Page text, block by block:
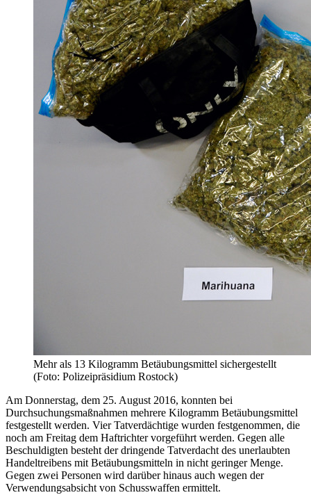
Mehr als 13 Kilogramm Betäubungsmittel sichergestellt
(Foto: Polizeipräsidium Rostock)
Am Donnerstag, dem 25. August 2016, konnten bei
Durchsuchungsmaßnahmen mehrere Kilogramm Betäubungsmittel
festgestellt werden. Vier Tatverdächtige wurden festgenommen, die
noch am Freitag dem Haftrichter vorgeführt werden. Gegen alle
Beschuldigten besteht der dringende Tatverdacht des unerlaubten
Handeltreibens mit Betäubungsmitteln in nicht geringer Menge.
Gegen zwei Personen wird darüber hinaus auch wegen der
Verwendungsabsicht von Schusswaffen ermittelt.